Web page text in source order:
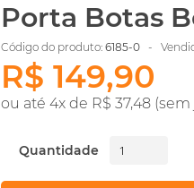
Porta Botas
Código do produto: 6185-0 -
R$ 149,90
ou até 4x de R$ 37,48 (sem
Quantidade